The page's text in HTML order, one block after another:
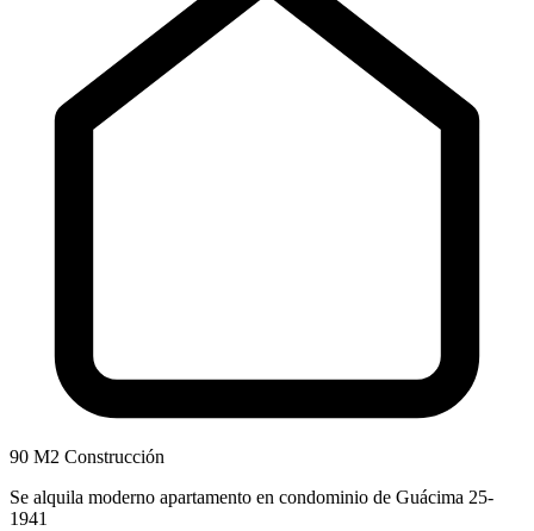
90 M2 Construcción
Se alquila moderno apartamento en condominio de Guácima 25-
1941